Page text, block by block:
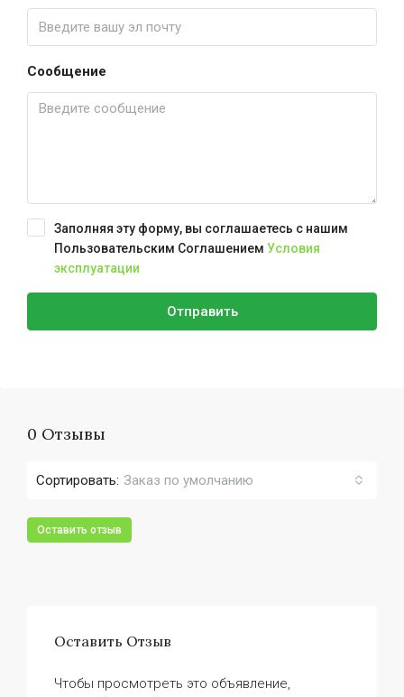
Сообщение
Заполняя эту форму, вы соглашаетесь с нашим
Пользовательским Соглашением Условия
эксплуатации
Отправить
0 Отзывы
Сортировать: Заказ по умолчанию
Оставить отзыв
Оставить Отзыв
Чтобы просмотреть это объявление,